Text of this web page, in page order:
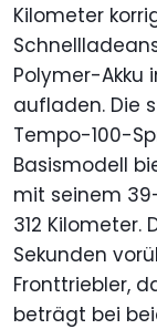
Kilometer
Polymer-Akku
aufladen. Die
Tempo-100-
Basismodell
mit seinem
312 Kilometer.
Sekunden
Fronttriebler,
beträgt bei